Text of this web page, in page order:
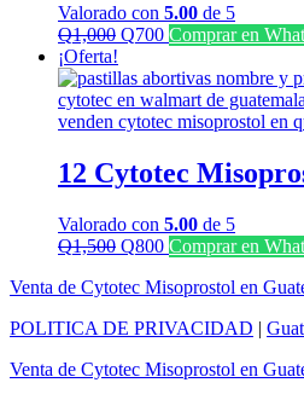
Valorado con 5.00 de 5
Q1,000 El
original
era:
Q1,000.
Q700El
actual
es:
Q700.
Comprar en
¡Oferta!
12 Cytotec
Valorado con 5.00 de 5
Q1,500 El
original
Q1,500.
Q800El
actual
Q800.
Comprar en
Venta de Cytotec Misoprostol en
POLITICA DE PRIVACIDAD |
Venta de Cytotec Misoprostol en